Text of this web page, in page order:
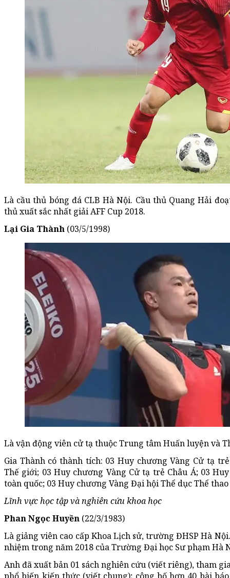
Là cầu thủ bóng đá CLB Hà Nội. Cầu thủ Quang Hải
thủ xuất sắc nhất giải AFF Cup 2018.
Lại Gia Thành (03/5/1998)
Là vận động viên cử tạ thuộc Trung tâm Huấn luyện và
Gia Thành có thành tích: 03 Huy chương Vàng Cử tạ
Thế giới; 03 Huy chương Vàng Cử tạ trẻ Châu Á; 03
toàn quốc; 03 Huy chương Vàng Đại hội Thể dục Thể
Lĩnh vực học tập và nghiên cứu khoa học
Phan Ngọc Huyền (22/3/1983)
Là giảng viên cao cấp Khoa Lịch sử, trường ĐHSP Hà
nhiệm trong năm 2018 của Trường Đại học Sư phạm Hà
Anh đã xuất bản 01 sách nghiên cứu (viết riêng), tham